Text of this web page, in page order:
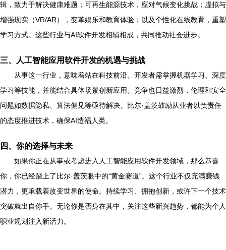
辑，致力于解决健康难题；可再生能源技术，应对气候变化挑战；虚拟与
增强现实（VR/AR），变革娱乐和教育体验；以及个性化在线教育，重塑
学习方式。这些行业与AI软件开发相辅相成，共同推动社会进步。
三、人工智能应用软件开发的机遇与挑战
从事这一行业，意味着站在科技前沿。开发者需掌握机器学习、深度
学习等技能，并能结合具体场景创新应用。竞争也日益激烈，伦理和安全
问题如数据隐私、算法偏见等亟待解决。比尔·盖茨鼓励从业者以负责任
的态度推进技术，确保AI造福人类。
四、你的选择与未来
如果你正在从事或考虑进入人工智能应用软件开发领域，那么恭喜
你，你已经踏上了比尔·盖茨眼中的“黄金赛道”。这个行业不仅充满赚钱
潜力，更承载着改变世界的使命。持续学习、拥抱创新，或许下一个技术
突破就出自你手。无论你是否身在其中，关注这些新兴趋势，都能为个人
职业规划注入新活力。